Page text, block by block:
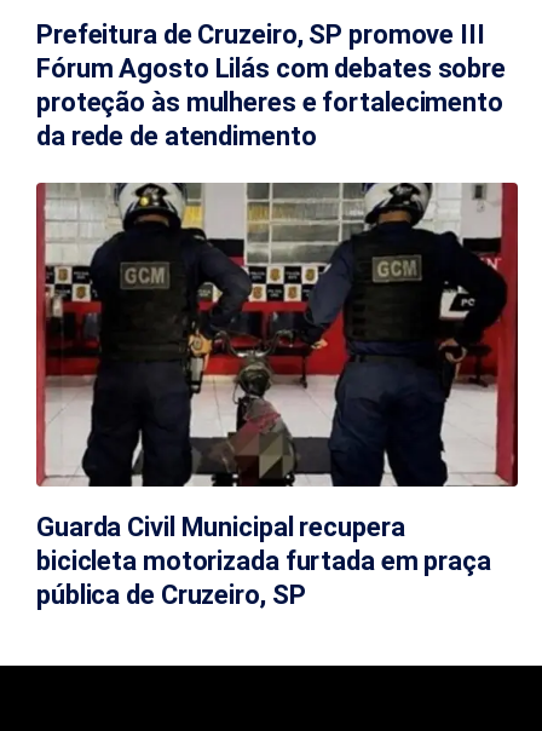
Prefeitura de Cruzeiro, SP promove III
Fórum Agosto Lilás com debates sobre
proteção às mulheres e fortalecimento
da rede de atendimento
Guarda Civil Municipal recupera
bicicleta motorizada furtada em praça
pública de Cruzeiro, SP